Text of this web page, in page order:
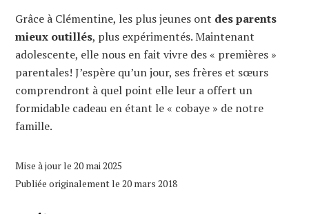
Grâce à Clémentine, les plus jeunes ont des parents
mieux outillés, plus expérimentés. Maintenant
adolescente, elle nous en fait vivre des « premières »
parentales! J’espère qu’un jour, ses frères et sœurs
comprendront à quel point elle leur a offert un
formidable cadeau en étant le « cobaye » de notre
famille.
Mise à jour le 20 mai 2025
Publiée originalement le 20 mars 2018